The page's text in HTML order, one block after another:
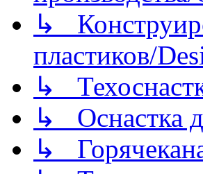
↳
пластиков/
↳
↳ Оснастка
↳